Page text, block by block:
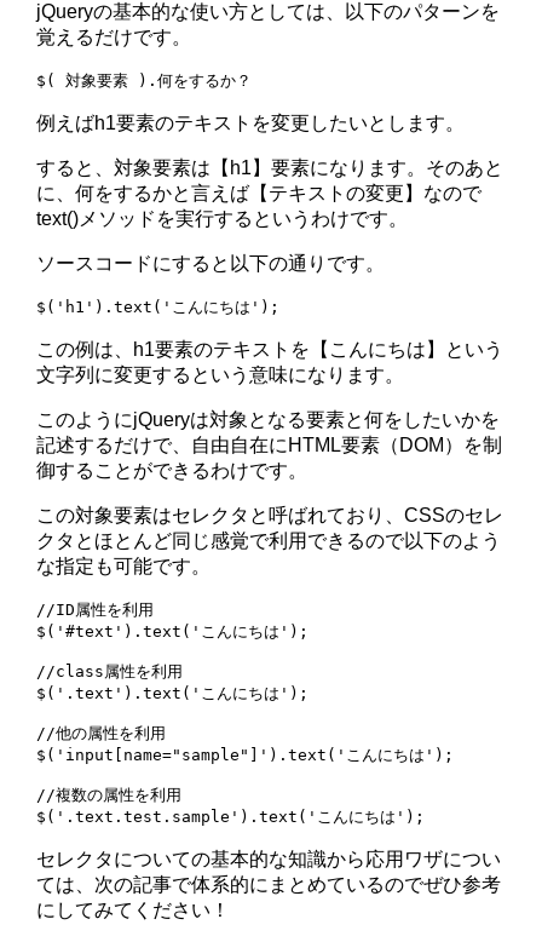
jQueryの基本的な使い方としては、以下のパターンを
覚えるだけです。
例えばh1要素のテキストを変更したいとします。
すると、対象要素は【h1】要素になります。そのあと
に、何をするかと言えば【テキストの変更】なので
text()メソッドを実行するというわけです。
ソースコードにすると以下の通りです。
この例は、h1要素のテキストを【こんにちは】という
文字列に変更するという意味になります。
このようにjQueryは対象となる要素と何をしたいかを
記述するだけで、自由自在にHTML要素（DOM）を制
御することができるわけです。
この対象要素はセレクタと呼ばれており、CSSのセレ
クタとほとんど同じ感覚で利用できるので以下のよう
な指定も可能です。
//ID属性を利用
$('#text').text('こんにちは');
//class属性を利用
$('.text').text('こんにちは');
//他の属性を利用
$('input[name="sample"]').text('こんにちは');
//複数の属性を利用
セレクタについての基本的な知識から応用ワザについ
ては、次の記事で体系的にまとめているのでぜひ参考
にしてみてください！